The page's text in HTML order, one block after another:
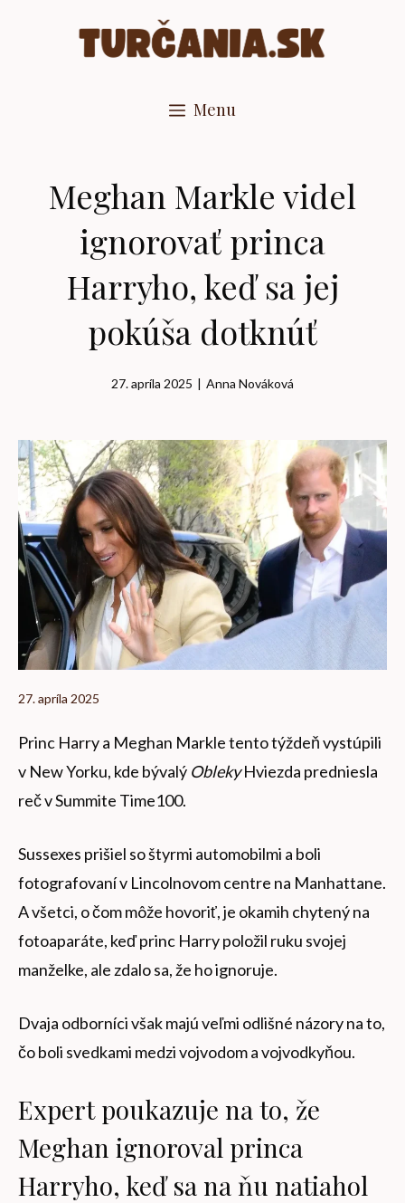
Menu
Meghan Markle videl
ignorovať princa
Harryho, keď sa jej
pokúša dotknúť
27. apríla 2025 | Anna Nováková
27. apríla 2025
Princ Harry a Meghan Markle tento týždeň vystúpili
v New Yorku, kde bývalý OblekyHviezda predniesla
reč v Summite Time100.
Sussexes prišiel so štyrmi automobilmi a boli
fotografovaní v Lincolnovom centre na Manhattane.
A všetci, o čom môže hovoriť, je okamih chytený na
fotoaparáte, keď princ Harry položil ruku svojej
manželke, ale zdalo sa, že ho ignoruje.
Dvaja odborníci však majú veľmi odlišné názory na to,
čo boli svedkami medzi vojvodom a vojvodkyňou.
Expert poukazuje na to, že
Meghan ignoroval princa
Harryho, keď sa na ňu natiahol